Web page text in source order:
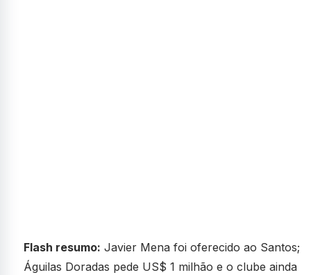
Flash resumo: Javier Mena foi oferecido ao Santos;
Águilas Doradas pede US$ 1 milhão e o clube ainda